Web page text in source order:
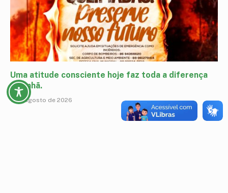
Uma atitude consciente hoje faz toda a diferença
amanhã.
7 de agosto de 2026